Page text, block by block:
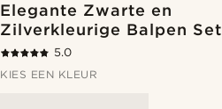
Elegante Zwarte en
Zilverkleurige Balpen Set
5.0
KIES EEN KLEUR